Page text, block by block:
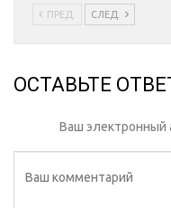
ПРЕД. СЛЕД.
ОСТАВЬТЕ
Ваш электронный